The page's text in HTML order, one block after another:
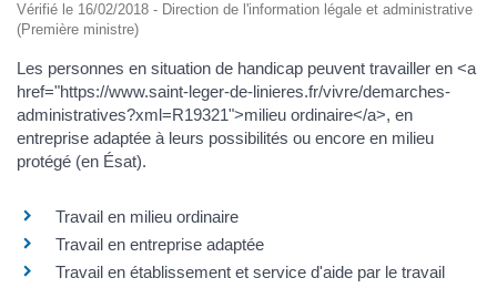
Vérifié le 16/02/2018 - Direction de l'information légale et administrative
(Première ministre)
Les personnes en situation de handicap peuvent travailler en <a
href="https://www.saint-leger-de-linieres.fr/vivre/demarches-
administratives?xml=R19321">milieu ordinaire</a>, en
entreprise adaptée à leurs possibilités ou encore en milieu
protégé (en Ésat).
Travail en milieu ordinaire
Travail en entreprise adaptée
Travail en établissement et service d'aide par le travail